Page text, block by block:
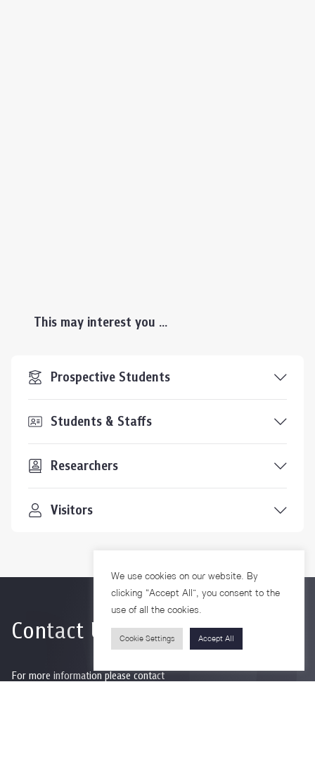
This may interest you ...
Prospective Students
Students & Staffs
Researchers
Visitors
Contact Us
For more information please contact
We use cookies on our website. By
clicking “Accept All”, you consent to the
use of all the cookies.
Cookie Settings Accept All